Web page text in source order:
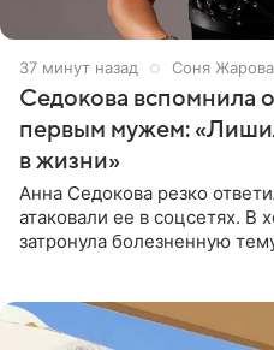
37 минут назад Соня Жарова
Седокова вспомнила
первым мужем:
в жизни»
Анна Седокова резко
атаковали ее в соцсетях. В
затронула болезненную